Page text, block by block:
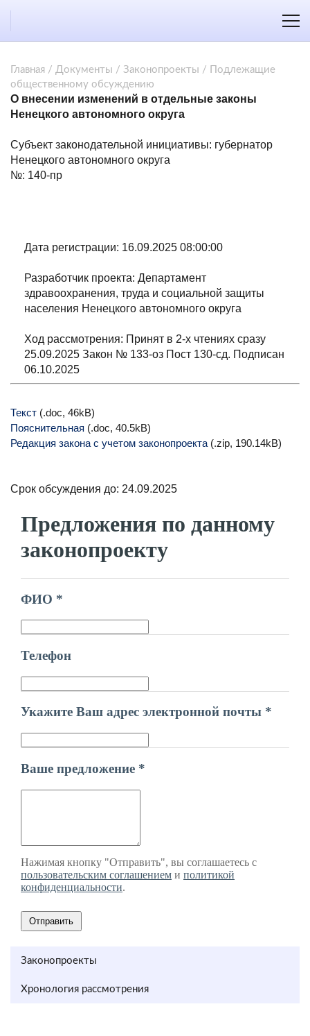
Главная / Документы / Законопроекты /
Подлежащие
общественному обсуждению
О внесении изменений в отдельные законы
Ненецкого автономного округа
Субъект законодательной инициативы: губернатор
Ненецкого автономного округа
№: 140-пр
Дата регистрации: 16.09.2025 08:00:00
Разработчик проекта: Департамент
здравоохранения, труда и социальной защиты
населения Ненецкого автономного округа
Ход рассмотрения: Принят в 2-х чтениях сразу
25.09.2025 Закон № 133-оз Пост 130-сд. Подписан
06.10.2025
Текст (.doc, 46kB)
Пояснительная (.doc, 40.5kB)
Редакция закона с учетом законопроекта (.zip, 190.14kB)
Срок обсуждения до: 24.09.2025
Законопроекты
Хронология рассмотрения